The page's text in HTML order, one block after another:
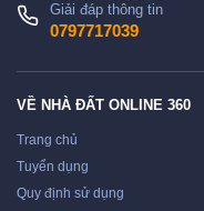
Giải đáp thông tin
0797717039
VỀ NHÀ ĐẤT ONLINE 360
Trang chủ
Tuyển dụng
Quy định sử dụng